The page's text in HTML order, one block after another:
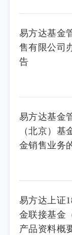
易方达基金
售有限公司
告
易方达基金
（北京）
金销售业务
易方达上证
金联接基金
产品资料概